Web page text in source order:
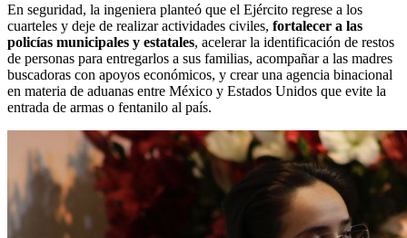
En seguridad, la ingeniera planteó que el Ejército regrese a los
cuarteles y deje de realizar actividades civiles, fortalecer a las
policías municipales y estatales, acelerar la identificación de restos
de personas para entregarlos a sus familias, acompañar a las madres
buscadoras con apoyos económicos, y crear una agencia binacional
en materia de aduanas entre México y Estados Unidos que evite la
entrada de armas o fentanilo al país.